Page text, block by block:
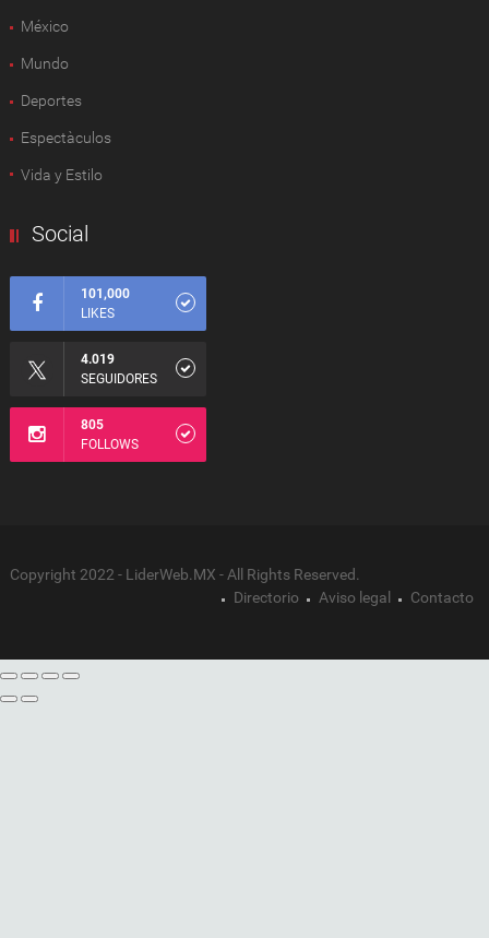
México
Mundo
Deportes
Espectàculos
Vida y Estilo
Social
101,000
LIKES
4.019
SEGUIDORES
805
FOLLOWS
Copyright 2022 - LiderWeb.MX - All Rights Reserved.
Directorio
Aviso legal Contacto